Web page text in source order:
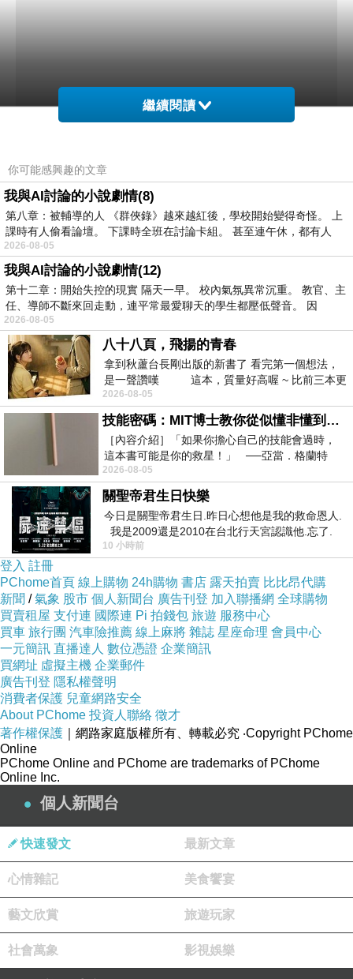
紅色瓶身超吸睛，華麗貴氣逼人；
壓瓶式的設計方便使用，添加2%傳明酸，
能抑制肌膚黑色素生成 ，預防斑點沉著；
並搭配水解酵母、角鯊烷、澳洲堅果籽油、黃芩
萃取精華，
多重保濕成分，補充肌膚所需營養，
啟動肌膚防禦機制，維持肌膚自然健康，充滿青
春光采。
逆齡美白賦活素屬於凝膠狀質地，
無添加香料、無色素、無礦物油、無酒精。
繼續閱讀
你可能感興趣的文章
我與AI討論的小說劇情(8)
第八章：被輔導的人 《群俠錄》越來越紅後，學校開始變得奇怪。 上
課時有人偷看論壇。 下課時全班在討論卡組。 甚至連午休，都有人
2026-08-05
我與AI討論的小說劇情(12)
第十二章：開始失控的現實 隔天一早。 校內氣氛異常沉重。 教官、主
任、導師不斷來回走動，連平常最愛聊天的學生都壓低聲音。 因
2026-08-05
八十八頁，飛揚的青春
拿到秋蘆台長剛出版的新書了 看完第一個想法，
是一聲讚嘆 這本，質量好高喔 ~ 比前三本更
勝一
2026-08-05
技能密碼：MIT博士教你從似懂非懂到穩定輸出，把專業變事業的職能升級攻略 /麥特．比恩(容錯)
［內容介紹］「如果你擔心自己的技能會過時，
這本書可能是你的救星！」 ──亞當．格蘭特
（Adam Grant），《
2026-08-05
關聖帝君生日快樂
今日是關聖帝君生日.昨日心想他是我的救命恩人.
我是2009還是2010在台北行天宮認識他.忘了.
一個奇摩交友的網友學
10 小時前
登入 註冊
PChome首頁 線上購物 24h購物 書店 露天拍賣 比比昂代購
新聞 /氣象 股市 個人新聞台 廣告刊登 加入聯播網 全球購物
買賣租屋 支付連 國際連 Pi 拍錢包 旅遊 服務中心
買車 旅行團 汽車險推薦 線上麻將 雜誌 星座命理 會員中心
一元簡訊 直播達人 數位憑證 企業簡訊
買網址 虛擬主機 企業郵件
廣告刊登 隱私權聲明
消費者保護 兒童網路安全
About PChome 投資人聯絡 徵才
著作權保護 ｜網路家庭版權所有、轉載必究 ‧Copyright PChome
Online
PChome Online and PChome are trademarks of PChome
Online Inc.
個人新聞台
快速發文 最新文章
心情雜記 美食饗宴
藝文欣賞 旅遊玩家
社會萬象 影視娛樂